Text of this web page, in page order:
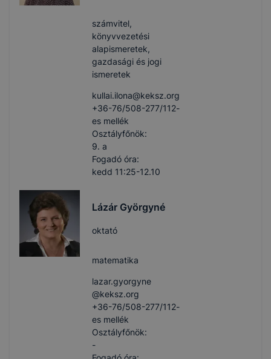
számvitel,
könyvvezetési
alapismeretek,
gazdasági és jogi
ismeretek
kullai.ilona​@keksz.org
+36-76/508-277/112-
es mellék
Osztályfőnök:
9. a
Fogadó óra:
kedd 11:25-12.10
Lázár Györgyné
oktató
matematika
lazar.gyorgyne​
@keksz.org
+36-76/508-277/112-
es mellék
Osztályfőnök:
-